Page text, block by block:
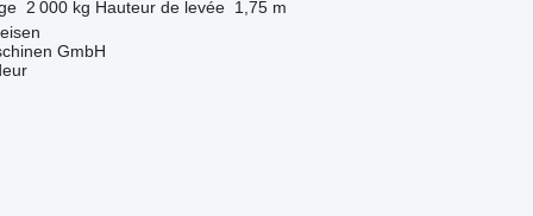
2 000 kg Hauteur de levée 1,75 m
GmbH